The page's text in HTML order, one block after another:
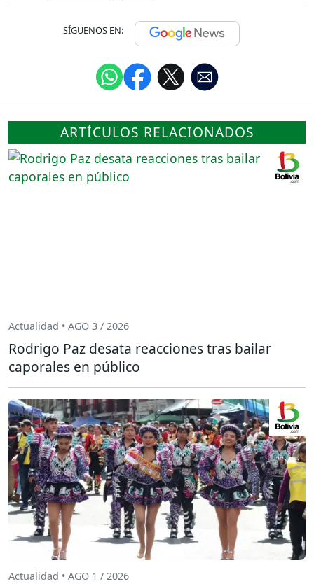
SÍGUENOS EN:
ARTÍCULOS RELACIONADOS
Actualidad • AGO 3 / 2026
Rodrigo Paz desata reacciones tras bailar
caporales en público
Actualidad • AGO 1 / 2026